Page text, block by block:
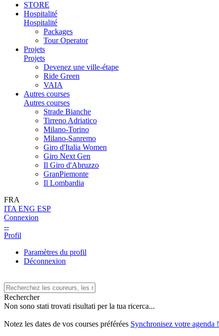
STORE
Hospitalité
Hospitalité
Packages
Tour Operator
Projets
Projets
Devenez une ville-étape
Ride Green
VAIA
Autres courses
Autres courses
Strade Bianche
Tirreno Adriatico
Milano-Torino
Milano-Sanremo
Giro d'Italia Women
Giro Next Gen
Il Giro d'Abruzzo
GranPiemonte
Il Lombardia
FRA
ITA ENG ESP
Connexion
--
Profil
Paramètres du profil
Déconnexion
Rechercher
Non sono stati trovati risultati per la tua ricerca...
Notez les dates de vos courses préférées Synchronisez votre agenda !